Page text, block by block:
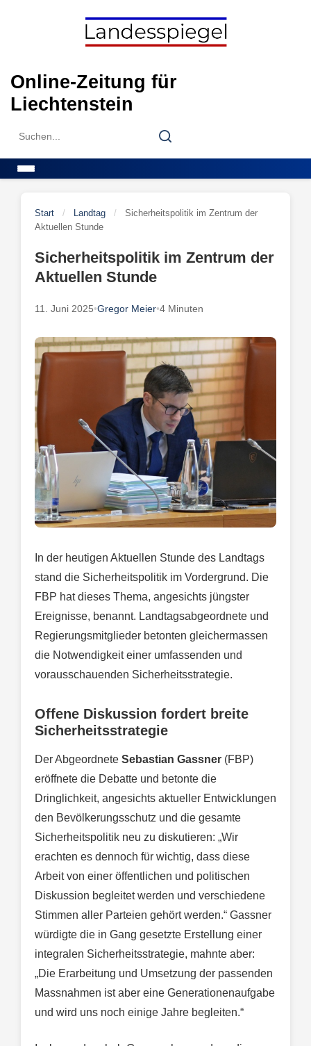
Online-Zeitung für
Liechtenstein
Search
Search
Start / Landtag /
Sicherheitspolitik im Zentrum der
Aktuellen Stunde
Sicherheitspolitik im Zentrum der
Aktuellen Stunde
11. Juni 2025•Gregor Meier•4 Minuten
In der heutigen Aktuellen Stunde des Landtags
stand die Sicherheitspolitik im Vordergrund. Die
FBP hat dieses Thema, angesichts jüngster
Ereignisse, benannt. Landtagsabgeordnete und
Regierungsmitglieder betonten gleichermassen
die Notwendigkeit einer umfassenden und
vorausschauenden Sicherheitsstrategie.
Offene Diskussion fordert breite
Sicherheitsstrategie
Der Abgeordnete Sebastian Gassner (FBP)
eröffnete die Debatte und betonte die
Dringlichkeit, angesichts aktueller Entwicklungen
den Bevölkerungsschutz und die gesamte
Sicherheitspolitik neu zu diskutieren: „Wir
erachten es dennoch für wichtig, dass diese
Arbeit von einer öffentlichen und politischen
Diskussion begleitet werden und verschiedene
Stimmen aller Parteien gehört werden.“ Gassner
würdigte die in Gang gesetzte Erstellung einer
integralen Sicherheitsstrategie, mahnte aber:
„Die Erarbeitung und Umsetzung der passenden
Massnahmen ist aber eine Generationenaufgabe
und wird uns noch einige Jahre begleiten.“